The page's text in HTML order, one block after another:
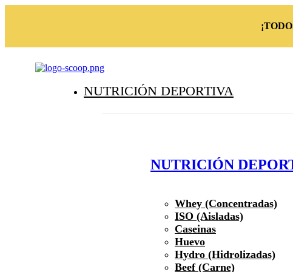
NUTRICIÓN DEPORTIVA
NUTRICIÓN
Whey (Concentradas)
ISO (Aisladas)
Caseinas
Huevo
Hydro (Hidrolizadas)
Beef (Carne)